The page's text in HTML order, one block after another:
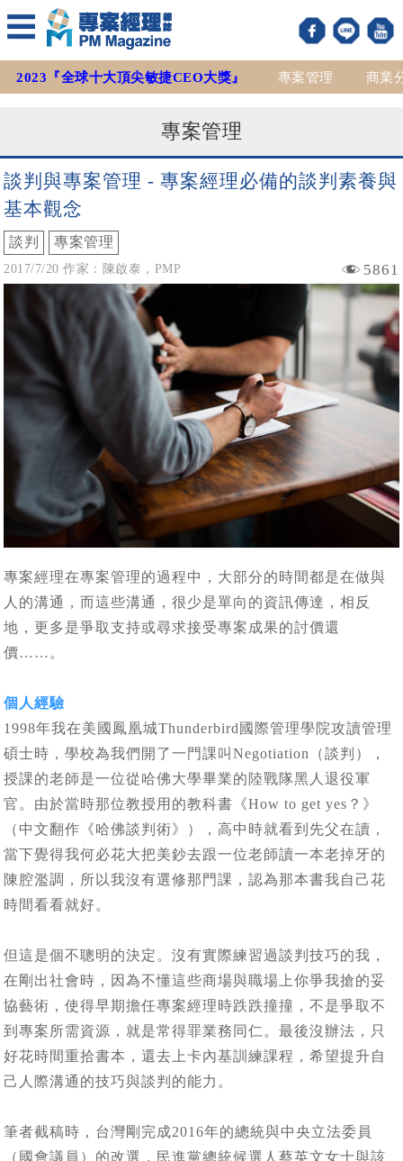
2023『全球十大頂尖敏捷CEO大獎』 專案管理 商業
專案管理
談判與專案管理 - 專案經理必備的談判素養與
基本觀念
談判 專案管理
2017/7/20 作家：陳啟泰，PMP 5861
專案經理在專案管理的過程中，大部分的時間都是在做與
人的溝通，而這些溝通，很少是單向的資訊傳達，相反
地，更多是爭取支持或尋求接受專案成果的討價還
價……。
個人經驗
1998年我在美國鳳凰城Thunderbird國際管理學院攻讀管理
碩士時，學校為我們開了一門課叫Negotiation（談判），
授課的老師是一位從哈佛大學畢業的陸戰隊黑人退役軍
官。由於當時那位教授用的教科書《How to get yes？》
（中文翻作《哈佛談判術》），高中時就看到先父在讀，
當下覺得我何必花大把美鈔去跟一位老師讀一本老掉牙的
陳腔濫調，所以我沒有選修那門課，認為那本書我自己花
時間看看就好。
但這是個不聰明的決定。沒有實際練習過談判技巧的我，
在剛出社會時，因為不懂這些商場與職場上你爭我搶的妥
協藝術，使得早期擔任專案經理時跌跌撞撞，不是爭取不
到專案所需資源，就是常得罪業務同仁。最後沒辦法，只
好花時間重拾書本，還去上卡內基訓練課程，希望提升自
己人際溝通的技巧與談判的能力。
筆者截稿時，台灣剛完成2016年的總統與中央立法委員
（國會議員）的改選，民進黨總統候選人蔡英文女士與該